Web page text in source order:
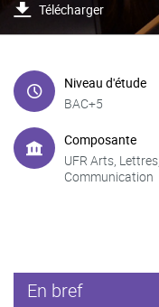
Télécharger
Niveau d'étude
BAC+5
Composante
UFR Arts, Lettres,
Communication
En bref